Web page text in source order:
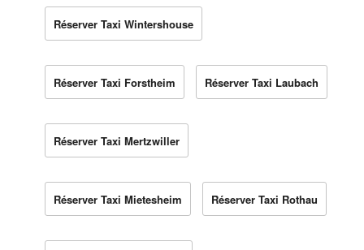
Réserver Taxi Wintershouse
Réserver Taxi Forstheim Réserver Taxi Laubach
Réserver Taxi Mertzwiller
Réserver Taxi Mietesheim Réserver Taxi Rothau